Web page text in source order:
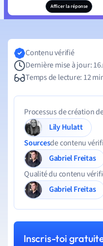
Afficer la réponse
Contenu vérifié
Dernière mise à jour:
Temps de lecture: 12
Processus de création
Lily Hulatt
Sourcesde contenu
Gabriel Freitas
Qualité du contenu
Gabriel Freitas
Inscris-toi